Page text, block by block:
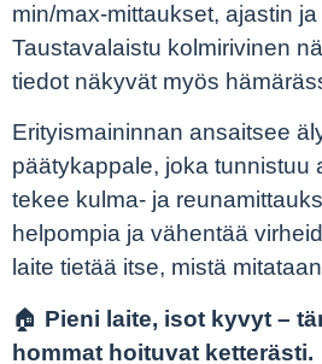
min/max-mittaukset, ajastin
Taustavalaistu kolmirivinen
tiedot näkyvät myös
Erityismaininnan ansaitsee
päätykappale, joka tunnistuu
tekee kulma- ja
helpompia ja vähentää
laite tietää itse, mistä
🏠 Pieni laite, isot kyvyt –
hommat hoituvat ketterästi.